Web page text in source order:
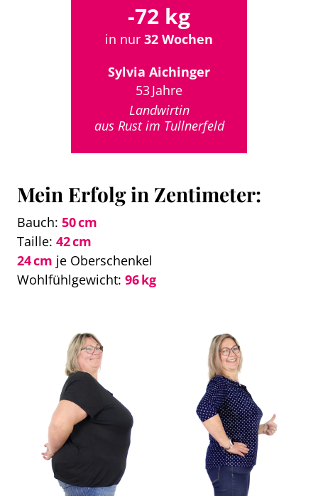
-72 kg
in nur 32 Wochen
Sylvia Aichinger
53 Jahre
Landwirtin
aus Rust im Tullnerfeld
Mein Erfolg in Zentimeter:
Bauch: 50 cm
Taille: 42 cm
24 cm je Oberschenkel
Wohlfühlgewicht: 96 kg